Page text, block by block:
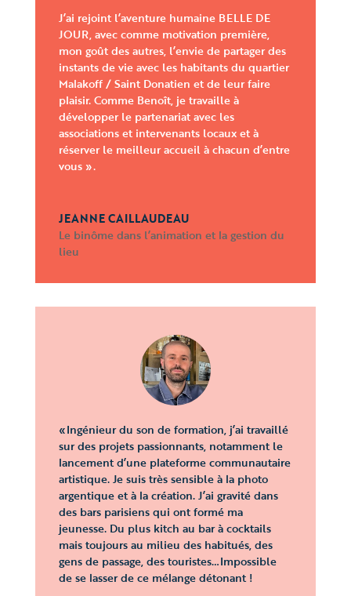
J’ai rejoint l’aventure humaine BELLE DE
JOUR, avec comme motivation première,
mon goût des autres, l’envie de partager des
instants de vie avec les habitants du quartier
Malakoff / Saint Donatien et de leur faire
plaisir. Comme Benoît, je travaille à
développer le partenariat avec les
associations et intervenants locaux et à
réserver le meilleur accueil à chacun d’entre
vous ».
JEANNE CAILLAUDEAU
Le binôme dans l’animation et la gestion du
lieu
«Ingénieur du son de formation, j’ai travaillé
sur des projets passionnants, notamment le
lancement d’une plateforme communautaire
artistique. Je suis très sensible à la photo
argentique et à la création. J’ai gravité dans
des bars parisiens qui ont formé ma
jeunesse. Du plus kitch au bar à cocktails
mais toujours au milieu des habitués, des
gens de passage, des touristes…Impossible
de se lasser de ce mélange détonant !